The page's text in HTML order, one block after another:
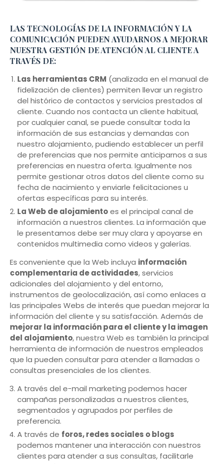
LAS TECNOLOGÍAS DE LA INFORMACIÓN Y LA
COMUNICACIÓN PUEDEN AYUDARNOS A MEJORAR
NUESTRA GESTIÓN DE ATENCIÓN AL CLIENTE A
TRAVÉS DE:
Las herramientas CRM (analizada en el manual de
fidelización de clientes) permiten llevar un registro
del histórico de contactos y servicios prestados al
cliente. Cuando nos contacta un cliente habitual,
por cualquier canal, se puede consultar toda la
información de sus estancias y demandas con
nuestro alojamiento, pudiendo establecer un perfil
de preferencias que nos permite anticiparnos a sus
preferencias en nuestra oferta. Igualmente nos
permite gestionar otros datos del cliente como su
fecha de nacimiento y enviarle felicitaciones u
ofertas específicas para su interés.
La Web de alojamientoes el principal canal de
información a nuestros clientes. La información que
le presentamos debe ser muy clara y apoyarse en
contenidos multimedia como videos y galerías.
Es conveniente que la Web incluya información
complementaria de actividades, servicios
adicionales del alojamiento y del entorno,
instrumentos de geolocalización, así como enlaces a
las principales Webs de interés que puedan mejorar la
información del cliente y su satisfacción. Además de
mejorar la información para el cliente y la imagen
del alojamiento, nuestra Web es también la principal
herramienta de información de nuestros empleados
que la pueden consultar para atender a llamadas o
consultas presenciales de los clientes.
A través del e-mail marketing podemos hacer
campañas personalizadas a nuestros clientes,
segmentados y agrupados por perfiles de
preferencia.
A través de foros, redes sociales o blogs
podemos mantener una interacción con nuestros
clientes para atender a sus consultas, facilitarle